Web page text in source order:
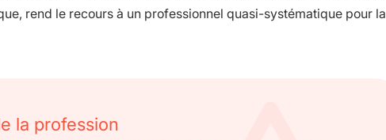
rend le recours à un professionnel quasi-systématique pour la
la profession